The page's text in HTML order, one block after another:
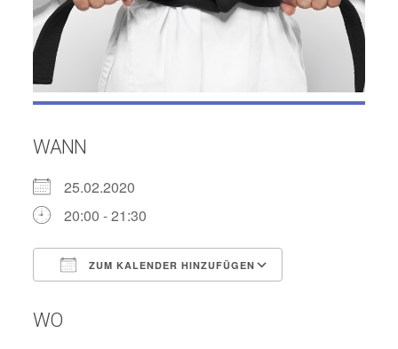
WANN
25.02.2020
20:00 - 21:30
ZUM KALENDER HINZUFÜGEN
WO